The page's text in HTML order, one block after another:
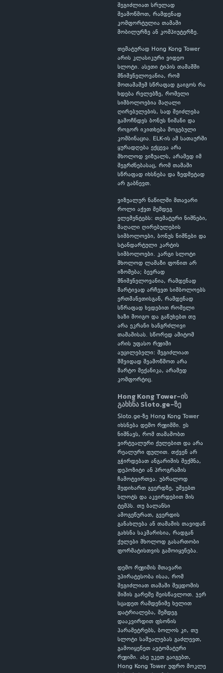
შეგიძლიათ სრულად
შეამოწმოთ, რამდენად
კომფორტულია თამაში
მობილურზე ან კომპიუტერზე.
თემატურად Hong Kong Tower
არის კლასიკური ვიდეო
სლოტი. ასეთი ტიპის თამაშში
მნიშვნელოვანია, რომ
მოთამაშემ სწრაფად გაიგოს რა
ხდება რელებზე, რომელი
სიმბოლოებია მაღალი
ღირებულების, სად შეიძლება
გამოჩნდეს ბონუს ნიშანი და
როგორ იკითხება მოგებული
კომბინაცია. ELK-ის ამ სათაურში
ყურადღება ექცევა არა
მხოლოდ ვიზუალს, არამედ იმ
შეგრძნებასაც, რომ თამაში
სწრაფად იხსნება და ზედმეტად
არ გაბნევთ.
ვიზუალურ ნაწილში მთავარი
როლი აქვთ შემდეგ
ელემენტებს: თემატური ნიშნები,
მაღალი ღირებულების
სიმბოლოები, ბონუს ნიშნები და
სტანდარტული კარტის
სიმბოლოები. კარგი სლოტი
მხოლოდ ლამაზი ფონით არ
იზომება; ბევრად
მნიშვნელოვანია, რამდენად
მარტივად არჩევთ სიმბოლოებს
ერთმანეთისგან, რამდენად
სწრაფად ხვდებით რომელი
ხაზი მოიგო და გაწუხებთ თუ
არა ეკრანი ხანგრძლივი
თამაშისას. სწორედ ამიტომ
არის უფასო რეჟიმი
აუცილებელი: შეგიძლიათ
მშვიდად შეამოწმოთ არა
მარტო მექანიკა, არამედ
კომფორტიც.
Hong Kong Tower-ის
გახსნა Sloto.ge-ზე
Sloto.ge-ზე Hong Kong Tower
იხსნება დემო რეჟიმში. ეს
ნიშნავს, რომ თამაშობთ
ვირტუალური ქულებით და არა
რეალური ფულით. თქვენ არ
გჭირდებათ ანგარიშის შექმნა,
დეპოზიტი ან პროგრამის
ჩამოტვირთვა. უბრალოდ
შედიხართ გვერდზე, უშვებთ
სლოტს და აკვირდებით მის
ტემპს. თუ ბალანსი
ამოგეწურათ, გვერდის
განახლება ან თამაშის თავიდან
გახსნა საკმარისია, რადგან
ქულები მხოლოდ გასართობი
ფორმატისთვის გამოიყენება.
დემო რეჟიმის მთავარი
უპირატესობა ისაა, რომ
შეგიძლიათ თამაში შეცდომის
შიშის გარეშე შეისწავლოთ. ჯერ
სცადეთ რამდენიმე ხელით
დატრიალება, შემდეგ
დააკვირდით ფსონის
პარამეტრებს, ბოლოს კი, თუ
სლოტი საშუალებას გაძლევთ,
გამოიყენეთ ავტომატური
რეჟიმი. ასე უკეთ გაიგებთ,
Hong Kong Tower უფრო მოკლე